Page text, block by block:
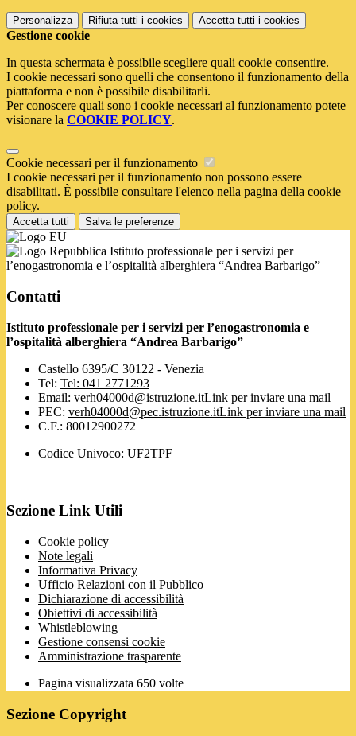
Personalizza Rifiuta tutti i cookies Accetta tutti i cookies
Gestione cookie
In questa schermata è possibile scegliere quali cookie consentire.
I cookie necessari sono quelli che consentono il funzionamento della
piattaforma e non è possibile disabilitarli.
Per conoscere quali sono i cookie necessari al funzionamento potete
visionare la COOKIE POLICY.
Cookie necessari per il funzionamento
I cookie necessari per il funzionamento non possono essere
disabilitati. È possibile consultare l'elenco nella pagina della cookie
policy.
Accetta tutti Salva le preferenze
Istituto professionale per i servizi per
l’enogastronomia e l’ospitalità alberghiera “Andrea Barbarigo”
Contatti
Istituto professionale per i servizi per l’enogastronomia e
l’ospitalità alberghiera “Andrea Barbarigo”
Castello 6395/C 30122 - Venezia
Tel: Tel: 041 2771293
Email: verh04000d@istruzione.itLink per inviare una mail
PEC: verh04000d@pec.istruzione.itLink per inviare una mail
C.F.: 80012900272
Codice Univoco: UF2TPF
Sezione Link Utili
Cookie policy
Note legali
Informativa Privacy
Ufficio Relazioni con il Pubblico
Dichiarazione di accessibilità
Obiettivi di accessibilità
Whistleblowing
Gestione consensi cookie
Amministrazione trasparente
Pagina visualizzata 650 volte
Sezione Copyright